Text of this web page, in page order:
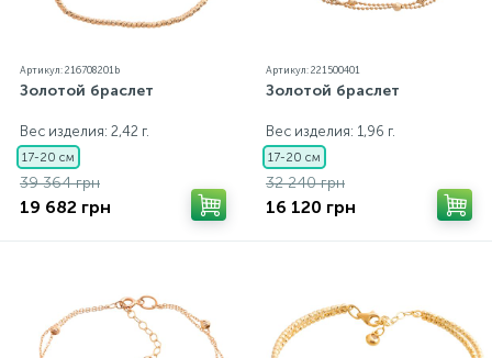
Артикул: 216708201b
Золотой браслет
Вес изделия: 2,42 г.
17-20 см
39 364 грн
19 682 грн
Артикул: 221500401
Золотой браслет
Вес изделия: 1,96 г.
17-20 см
32 240 грн
16 120 грн